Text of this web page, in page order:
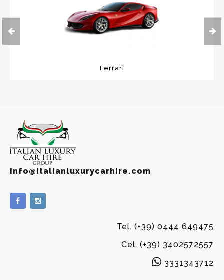
Ferrari
info@italianluxurycarhire.com
Tel. (+39) 0444 649475
Cel. (+39) 3402572557
3331343712